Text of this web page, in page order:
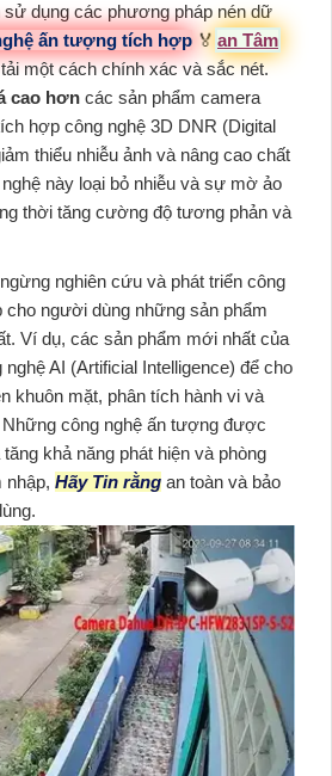
sử dụng các phương pháp nén dữ
ấn tượng tích hợp ️🏅️ an Tâm
một cách chính xác và sắc nét.
cao hơn các sản phẩm camera
hợp công nghệ 3D DNR (Digital
thiểu nhiễu ảnh và nâng cao chất
này loại bỏ nhiễu và sự mờ ảo
thời tăng cường độ tương phản và
nghiên cứu và phát triển công
cho người dùng những sản phẩm
Ví dụ, các sản phẩm mới nhất của
AI (Artificial Intelligence) để cho
khuôn mặt, phân tích hành vi và
công nghệ ấn tượng được
khả năng phát hiện và phòng
nhập, Hãy Tin rằng an toàn và bảo